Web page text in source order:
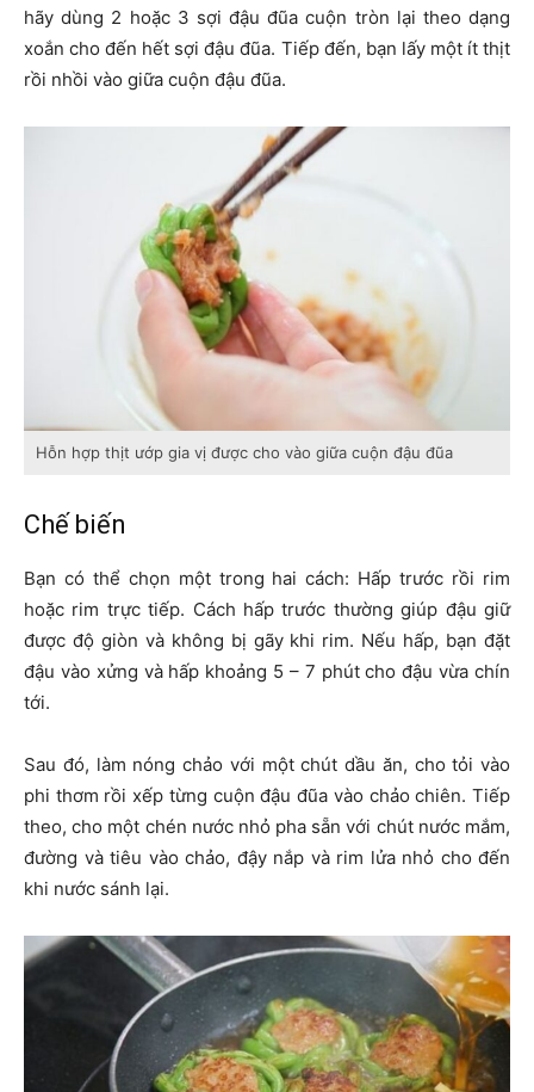
hãy dùng 2 hoặc 3 sợi đậu đũa cuộn tròn lại theo dạng
xoắn cho đến hết sợi đậu đũa. Tiếp đến, bạn lấy một ít thịt
rồi nhồi vào giữa cuộn đậu đũa.
Hỗn hợp thịt ướp gia vị được cho vào giữa cuộn đậu đũa
Chế biến
Bạn có thể chọn một trong hai cách: Hấp trước rồi rim
hoặc rim trực tiếp. Cách hấp trước thường giúp đậu giữ
được độ giòn và không bị gãy khi rim. Nếu hấp, bạn đặt
đậu vào xửng và hấp khoảng 5 – 7 phút cho đậu vừa chín
tới.
Sau đó, làm nóng chảo với một chút dầu ăn, cho tỏi vào
phi thơm rồi xếp từng cuộn đậu đũa vào chảo chiên. Tiếp
theo, cho một chén nước nhỏ pha sẵn với chút nước mắm,
đường và tiêu vào chảo, đậy nắp và rim lửa nhỏ cho đến
khi nước sánh lại.